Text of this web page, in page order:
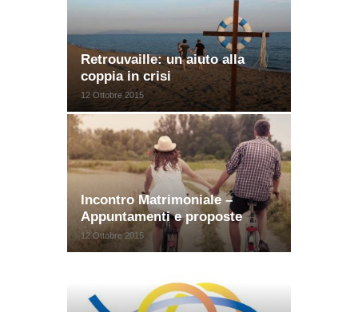
Retrouvaille: un aiuto alla
coppia in crisi
12 Ottobre 2015
Incontro Matrimoniale –
Appuntamenti e proposte
12 Ottobre 2015